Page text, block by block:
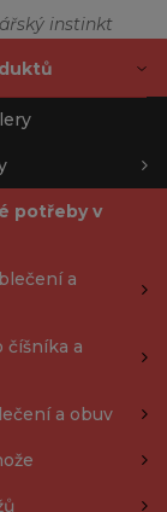
instinkt
potřeby v
a
číšníka a
a obuv